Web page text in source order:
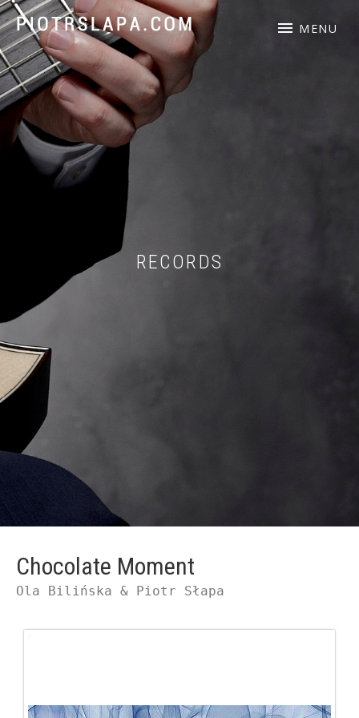
Piotr Słapa – polski gitarzysta akustyczny, kompozytor.
MENU
RECORDS
Chocolate Moment
Ola Bilińska & Piotr Słapa